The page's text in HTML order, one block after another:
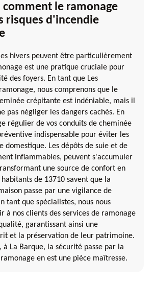
comment le ramonage
risques d'incendie
hivers peuvent être particulièrement
est une pratique cruciale pour
des foyers. En tant que Les
nous comprenons que le
crépitante est indéniable, mais il
pas négliger les dangers cachés. En
régulier de vos conduits de cheminée
indispensable pour éviter les
domestique. Les dépôts de suie et de
inflammables, peuvent s'accumuler
une source de confort en
de 13710 savent que la
passe par une vigilance de
tant que spécialistes, nous nous
à nos clients des services de ramonage
garantissant ainsi une
et la préservation de leur patrimoine.
à La Barque, la sécurité passe par la
en est une pièce maîtresse.